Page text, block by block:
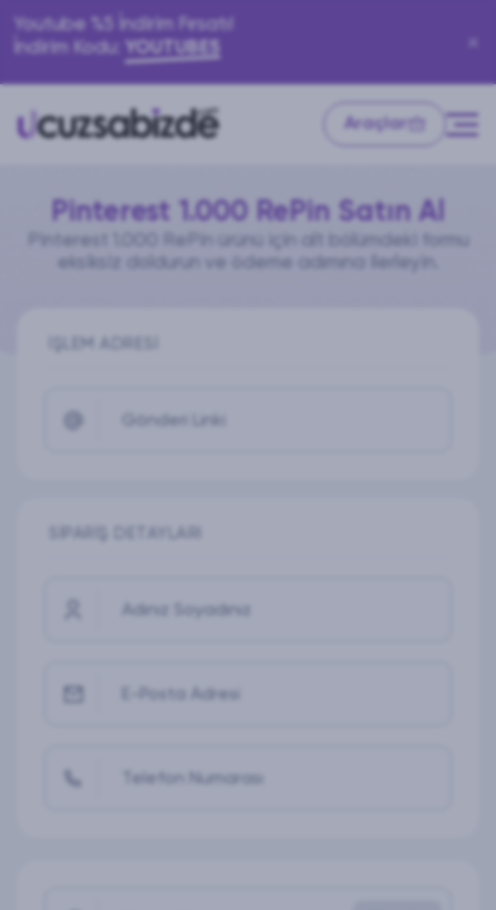
Youtube %5 İndirim Fırsatı!
İndirim Kodu: YOUTUBE5
Araçlar
Pinterest 1.000 RePin Satın Al
eksiksiz doldurun ve ödeme adımına ilerleyin.
İŞLEM ADRESI
Gönderi Linki
Adınız Soyadınız
E-Posta Adresi
Telefon Numarası